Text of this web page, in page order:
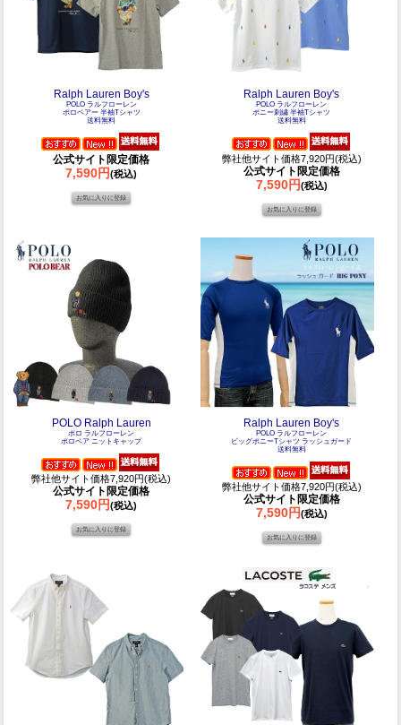
Ralph Lauren Boy's
POLO ラルフローレン
ポロベアー 半袖Tシャツ
送料無料
公式サイト限定価格
7,590円(税込)
Ralph Lauren Boy's
POLO ラルフローレン
ポニー刺繍 半袖Tシャツ
送料無料
弊社他サイト価格7,920円(税込)
公式サイト限定価格
7,590円(税込)
POLO Ralph Lauren
ポロ ラルフローレン
ポロベア ニットキャップ
弊社他サイト価格7,920円(税込)
公式サイト限定価格
7,590円(税込)
Ralph Lauren Boy's
POLO ラルフローレン
ビッグポニーTシャツ ラッシュガード
送料無料
弊社他サイト価格7,920円(税込)
公式サイト限定価格
7,590円(税込)